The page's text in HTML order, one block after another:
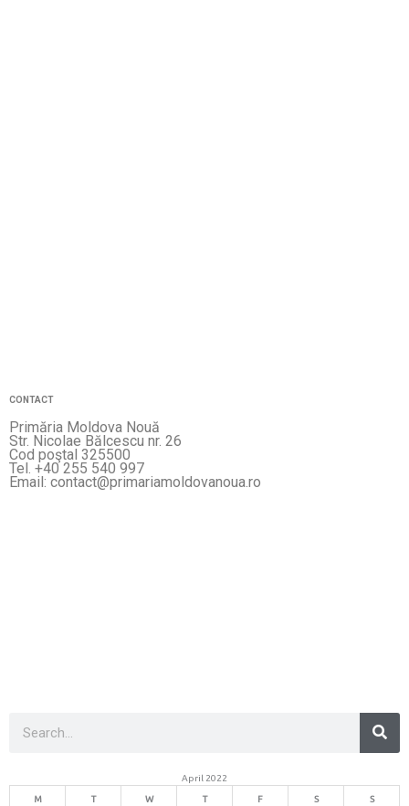
CONTACT
Primăria Moldova Nouă
Str. Nicolae Bălcescu nr. 26
Cod poştal 325500
Tel. +40 255 540 997
Email: contact@primariamoldovanoua.ro
April 2022
M T W T F S S